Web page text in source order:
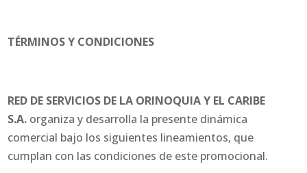
TÉRMINOS Y CONDICIONES
RED DE SERVICIOS DE LA ORINOQUIA Y EL CARIBE
S.A. organiza y desarrolla la presente dinámica
comercial bajo los siguientes lineamientos, que
cumplan con las condiciones de este promocional.